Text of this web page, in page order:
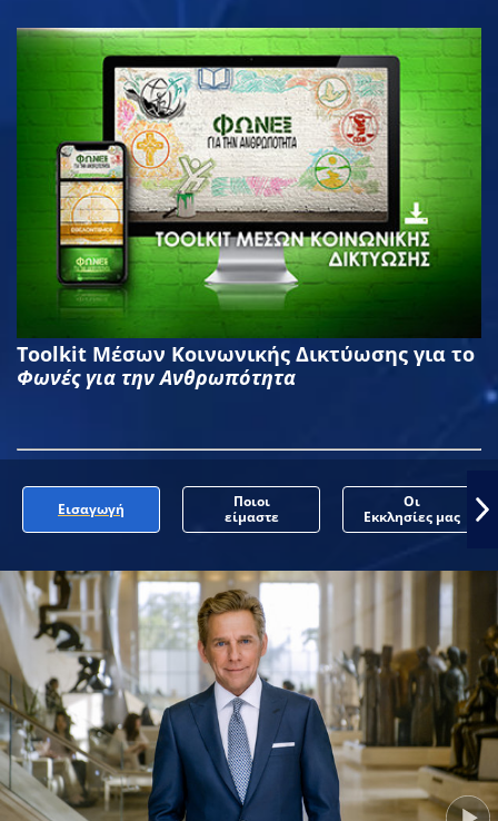
Toolkit Μέσων Κοινωνικής Δικτύωσης για το
Φωνές για την Ανθρωπότητα
Εισαγωγή
Ποιοι
είμαστε
Οι
Εκκλησίες μας